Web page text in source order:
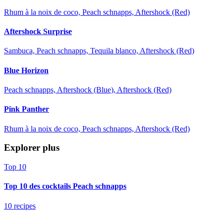
Rhum à la noix de coco, Peach schnapps, Aftershock (Red)
Aftershock Surprise
Sambuca, Peach schnapps, Tequila blanco, Aftershock (Red)
Blue Horizon
Peach schnapps, Aftershock (Blue), Aftershock (Red)
Pink Panther
Rhum à la noix de coco, Peach schnapps, Aftershock (Red)
Explorer plus
Top 10
Top 10 des cocktails Peach schnapps
10 recipes